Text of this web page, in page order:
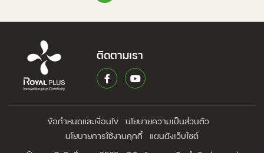
ติดตามเรา
ข้อกำหนดและเงื่อนไข
นโยบายความเป็นส่วนตัว
นโยบายการใช้งานคุกกี้
แผนผังเว็บไซต์